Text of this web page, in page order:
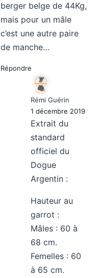
berger belge de 44Kg,
mais pour un mâle
c’est une autre paire
de manche…
Répondre
Rémi Guérin
1 décembre 2019
Extrait du
standard
officiel du
Dogue
Argentin :
Hauteur au
garrot :
Mâles : 60 à
68 cm.
Femelles : 60
à 65 cm.